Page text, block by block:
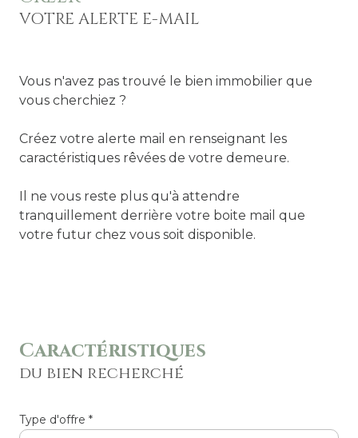
VOTRE ALERTE E-MAIL
Vous n'avez pas trouvé le bien immobilier que
vous cherchiez ?
Créez votre alerte mail en renseignant les
caractéristiques rêvées de votre demeure.
Il ne vous reste plus qu'à attendre
tranquillement derrière votre boite mail que
votre futur chez vous soit disponible.
Caractéristiques
du bien recherché
Type d'offre *